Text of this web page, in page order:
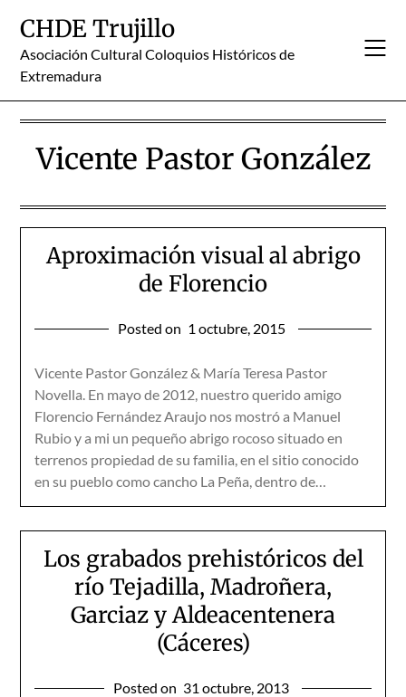
content
CHDE Trujillo
Asociación Cultural Coloquios Históricos de
Extremadura
Vicente Pastor González
Aproximación visual al abrigo
de Florencio
Posted on 1 octubre, 2015
Vicente Pastor González & María Teresa Pastor
Novella. En mayo de 2012, nuestro querido amigo
Florencio Fernández Araujo nos mostró a Manuel
Rubio y a mi un pequeño abrigo rocoso situado en
terrenos propiedad de su familia, en el sitio conocido
en su pueblo como cancho La Peña, dentro de…
Los grabados prehistóricos del
río Tejadilla, Madroñera,
Garciaz y Aldeacentenera
(Cáceres)
Posted on 31 octubre, 2013